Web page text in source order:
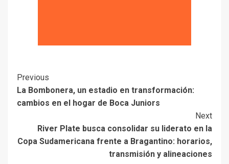
Previous
La Bombonera, un estadio en transformación:
cambios en el hogar de Boca Juniors
Next
River Plate busca consolidar su liderato en la
Copa Sudamericana frente a Bragantino: horarios,
transmisión y alineaciones